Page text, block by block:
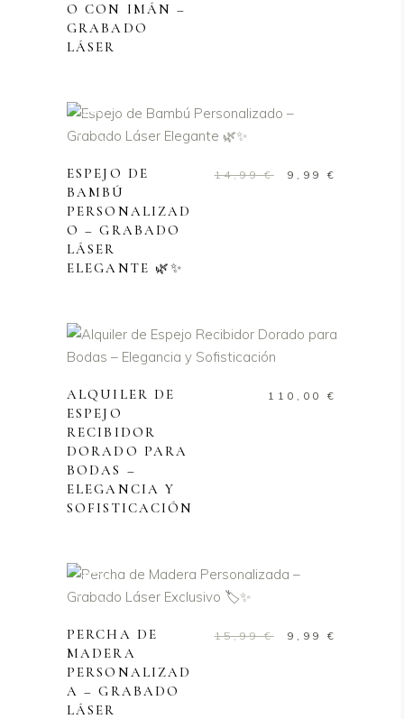
O CON IMÁN –
GRABADO
LÁSER
Sale
ESPEJO DE
BAMBÚ
PERSONALIZAD
O – GRABADO
LÁSER
ELEGANTE 🌿✨
14,99€
El9,99€
ALQUILER DE
ESPEJO
RECIBIDOR
DORADO PARA
BODAS –
ELEGANCIA Y
SOFISTICACIÓN
110,00€
Sale
PERCHA DE
MADERA
PERSONALIZAD
A – GRABADO
LÁSER
15,99€
El9,99€